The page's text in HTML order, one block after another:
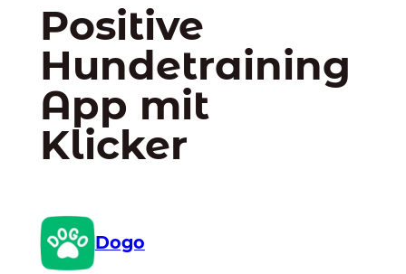
Positive
Hundetraining
App mit
Klicker
Dogo